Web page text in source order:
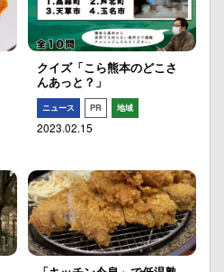
クイズ「こら熊本のどこさ
んあっと？」
ニュース PR 地域
2023.02.15